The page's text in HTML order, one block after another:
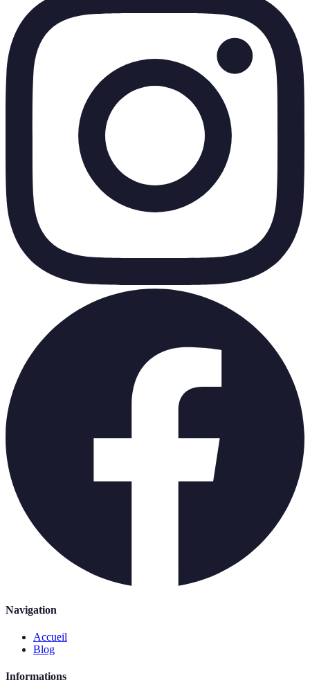
Navigation
Accueil
Blog
Informations